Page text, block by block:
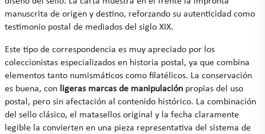
manuscrita de origen y destino, reforzando su autenticidad como
testimonio postal de mediados del siglo XIX.
Este tipo de correspondencia es muy apreciado por los
coleccionistas especializados en historia postal, ya que combina
elementos tanto numismáticos como filatélicos. La conservación
es buena, con ligeras marcas de manipulación propias del uso
postal, pero sin afectación al contenido histórico. La combinación
del sello clásico, el matasellos original y la fecha claramente
legible la convierten en una pieza representativa del sistema de